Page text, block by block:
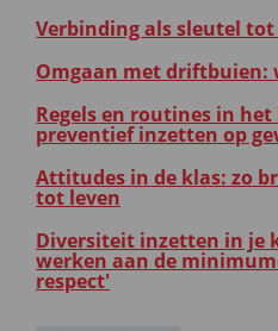
Verbinding als sleutel
Omgaan met driftbuien:
Regels en routines in
preventief inzetten op
Attitudes in de klas: zo
tot leven
Diversiteit inzetten in je
werken aan de
respect'